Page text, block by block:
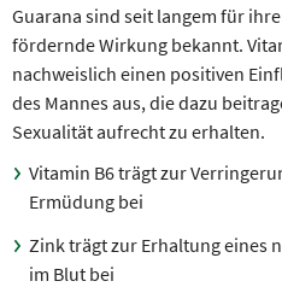
Guarana sind seit langem für
fördernde Wirkung bekannt.
nachweislich einen positiven
des Mannes aus, die dazu
Sexualität aufrecht zu erhalten.
Vitamin B6 trägt zur
Ermüdung bei
Zink trägt zur Erhaltung eines
im Blut bei